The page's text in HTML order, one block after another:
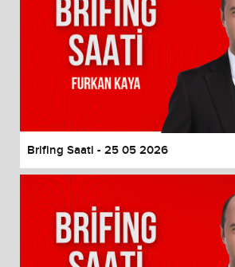
Brifing Saati - 25 05 2026